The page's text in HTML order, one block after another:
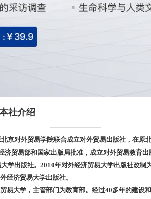
社介绍
京对外贸易学院联合成立对外贸易出版社，在原
济贸易部和国家出版局批准，成立对外贸易教育出
学出版社。 2010年对外经济贸易大学出版社改制
经济贸易大学出版社。
易大学，主管部门为教育部。经过40多年的建设